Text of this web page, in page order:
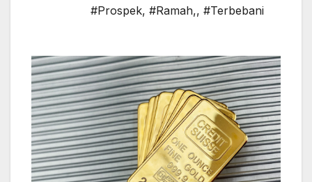
#Prospek, #Ramah,, #Terbebani